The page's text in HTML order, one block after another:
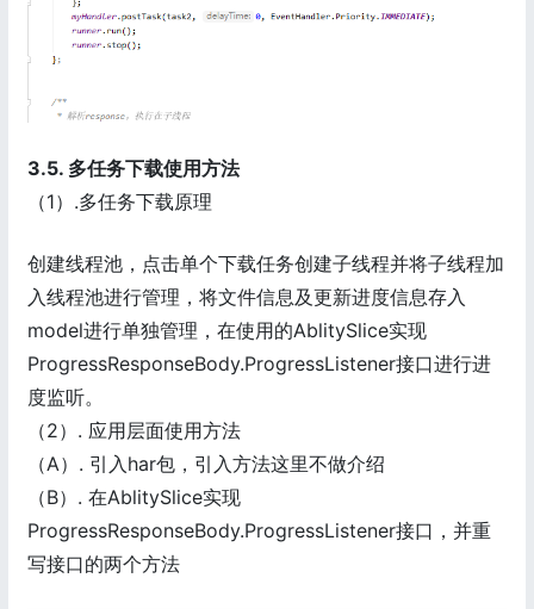
3.5. 多任务下载使用方法
（1）.多任务下载原理
创建线程池，点击单个下载任务创建子线程并将子线程加
入线程池进行管理，将文件信息及更新进度信息存入
model进行单独管理，在使用的AblitySlice实现
ProgressResponseBody.ProgressListener接口进行进
度监听。
（2）. 应用层面使用方法
（A）. 引入har包，引入方法这里不做介绍
（B）. 在AblitySlice实现
ProgressResponseBody.ProgressListener接口，并重
写接口的两个方法